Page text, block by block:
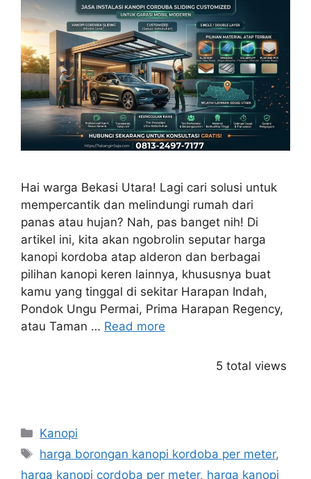
Hai warga Bekasi Utara! Lagi cari solusi untuk
mempercantik dan melindungi rumah dari
panas atau hujan? Nah, pas banget nih! Di
artikel ini, kita akan ngobrolin seputar harga
kanopi kordoba atap alderon dan berbagai
pilihan kanopi keren lainnya, khususnya buat
kamu yang tinggal di sekitar Harapan Indah,
Pondok Ungu Permai, Prima Harapan Regency,
atau Taman … Read more
5 total views
Categories
Kanopi
Tags
harga borongan kanopi kordoba per meter,
harga kanopi cordoba per meter, harga kanopi